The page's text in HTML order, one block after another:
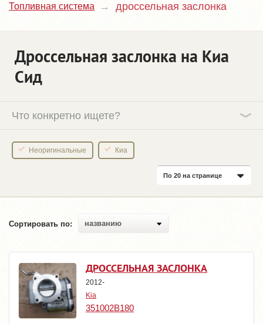
Топливная система
дроссельная заслонка
Дроссельная заслонка на Киа
Сид
Что конкретно ищете?
Неоригинальные Киа
По 20 на странице
Сортировать по: названию
ДРОССЕЛЬНАЯ ЗАСЛОНКА
2012-
Kia
351002B180